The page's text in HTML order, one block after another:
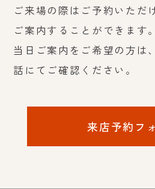
ご来場の際はご予約いただ
ご案内することができます。
当日ご案内をご希望の方は
話にてご確認ください。
来店予約フ